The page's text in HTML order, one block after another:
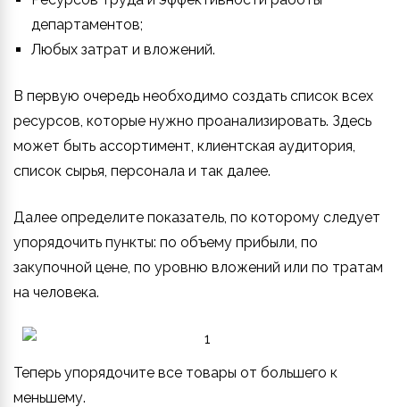
департаментов;
Любых затрат и вложений.
В первую очередь необходимо создать список всех
ресурсов, которые нужно проанализировать. Здесь
может быть ассортимент, клиентская аудитория,
список сырья, персонала и так далее.
Далее определите показатель, по которому следует
упорядочить пункты: по объему прибыли, по
закупочной цене, по уровню вложений или по тратам
на человека.
Теперь упорядочите все товары от большего к
меньшему.